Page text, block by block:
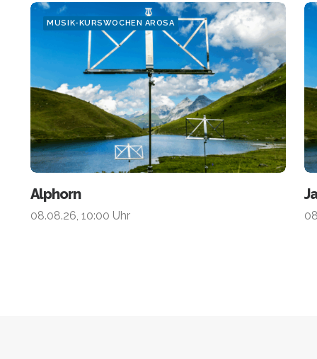
MUSIK-KURSWOCHEN AROSA
Alphorn
08.08.26, 10:00 Uhr